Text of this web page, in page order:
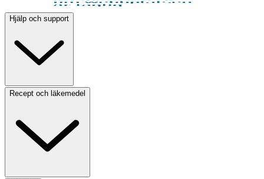
Hjälp och support
Recept och läkemedel